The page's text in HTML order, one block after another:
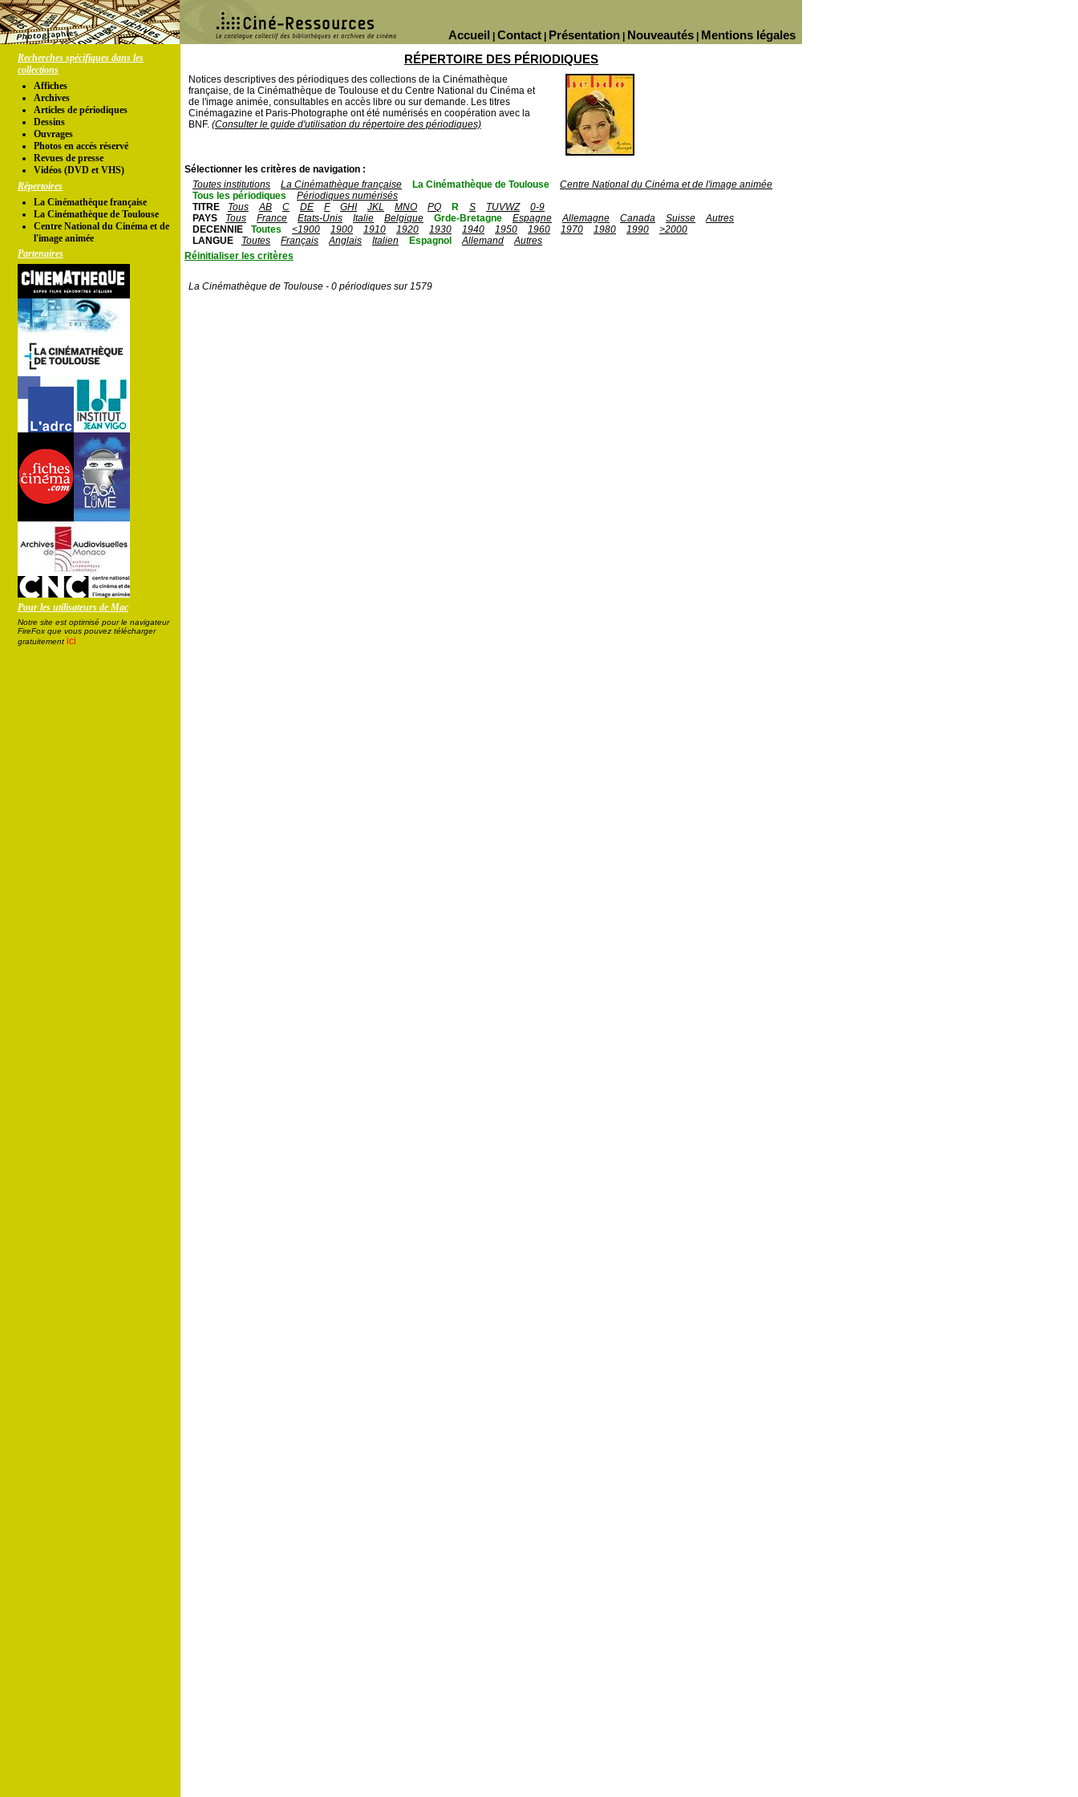
Mentions légales
Nouveautés
Présentation
Contact
Accueil
Recherches spécifiques dans les
collections
Affiches
Archives
Articles de périodiques
Dessins
Ouvrages
Photos en accés réservé
Revues de presse
Vidéos (DVD et VHS)
Répertoires
La Cinémathèque française
La Cinémathèque de Toulouse
Centre National du Cinéma et de
l'image animée
Partenaires
Pour les utilisateurs de Mac
Notre site est optimisé pour le navigateur
FireFox que vous pouvez télécharger
gratuitement ici
RÉPERTOIRE DES PÉRIODIQUES
Notices descriptives des périodiques des collections de la Cinémathèque
française, de la Cinémathèque de Toulouse et du Centre National du Cinéma et
de l'image animée, consultables en accès libre ou sur demande. Les titres
Cinémagazine et Paris-Photographe ont été numérisés en coopération avec la
BNF. (Consulter le guide d'utilisation du répertoire des périodiques)
Sélectionner les critères de navigation :
Toutes institutions
La Cinémathèque française La Cinémathèque de Toulouse
Centre National du Cinéma et de l'image animée
Tous les périodiques
Périodiques numérisés
TITRE
Tous AB C DE F GHI JKL MNO PQ R S TUVWZ
0-9
PAYS
Tous France Etats-Unis Italie Belgique Grde-Bretagne Espagne Allemagne Canada Suisse
Autres
DECENNIE
Toutes <1900 1900 1910 1920 1930 1940 1950 1960 1970 1980 1990
>2000
LANGUE
Toutes Français Anglais Italien Espagnol Allemand
Autres
Réinitialiser les critères
La Cinémathèque de Toulouse - 0 périodiques sur 1579